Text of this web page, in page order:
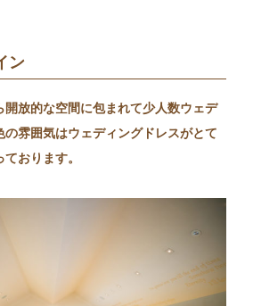
ン
開放的な空間に包まれて少人数ウェデ
の雰囲気はウェディングドレスがとて
おります。